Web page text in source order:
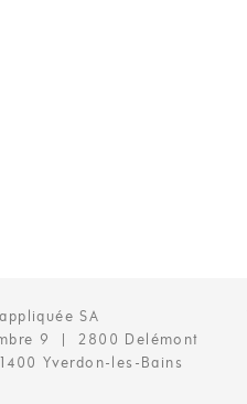
SA
9 | 2800 Delémont
Yverdon-les-Bains